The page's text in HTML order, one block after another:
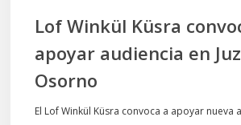
Lof Winkül Küsra
apoyar audiencia en
Osorno
El Lof Winkül Küsra convoca a apoyar nueva